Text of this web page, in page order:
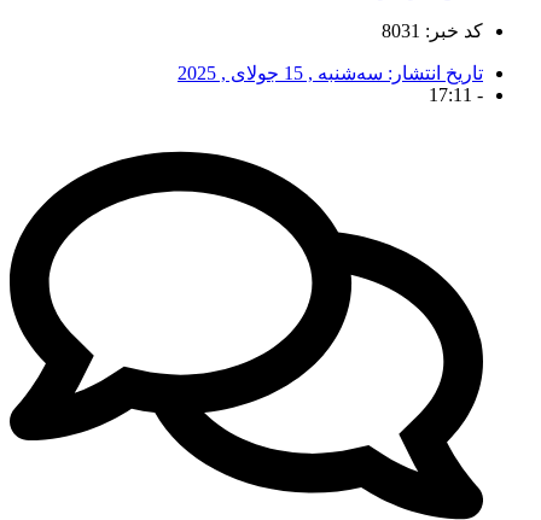
کد خبر: 8031
تاریخ انتشار: سه‌شنبه , 15 جولای , 2025
-
17:11